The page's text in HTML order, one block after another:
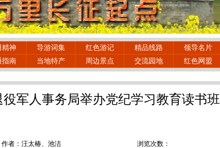
精神 导游词集 红色游记 精品线路
领导名片
指南 当地特产 周边景点 交流园地 红色网盟
军人事务局举办党纪学习教育读书班
作者：汪太椿、池洁
浏览次数：